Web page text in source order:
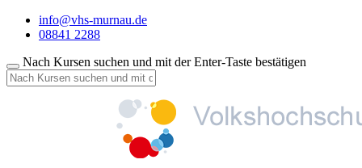
info@vhs-murnau.de
08841 2288
Nach Kursen suchen und mit der Enter-Taste bestätigen